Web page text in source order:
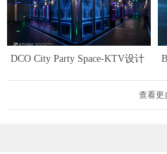
DCO City Party Space-KTV设计
查看更